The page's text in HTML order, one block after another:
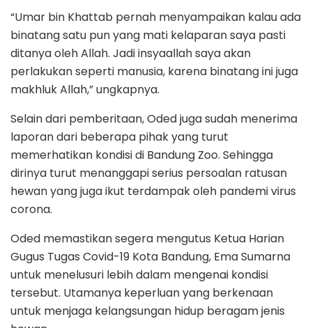
“Umar bin Khattab pernah menyampaikan kalau ada
binatang satu pun yang mati kelaparan saya pasti
ditanya oleh Allah. Jadi insyaallah saya akan
perlakukan seperti manusia, karena binatang ini juga
makhluk Allah,” ungkapnya.
Selain dari pemberitaan, Oded juga sudah menerima
laporan dari beberapa pihak yang turut
memerhatikan kondisi di Bandung Zoo. Sehingga
dirinya turut menanggapi serius persoalan ratusan
hewan yang juga ikut terdampak oleh pandemi virus
corona.
Oded memastikan segera mengutus Ketua Harian
Gugus Tugas Covid-19 Kota Bandung, Ema Sumarna
untuk menelusuri lebih dalam mengenai kondisi
tersebut. Utamanya keperluan yang berkenaan
untuk menjaga kelangsungan hidup beragam jenis